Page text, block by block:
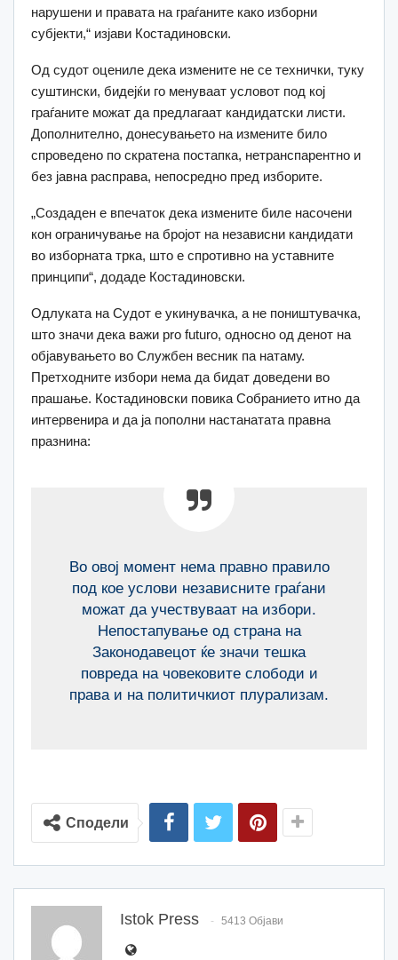
нарушени и правата на граѓаните како изборни
субјекти,“ изјави Костадиновски.
Од судот оцениле дека измените не се технички, туку
суштински, бидејќи го менуваат условот под кој
граѓаните можат да предлагаат кандидатски листи.
Дополнително, донесувањето на измените било
спроведено по скратена постапка, нетранспарентно и
без јавна расправа, непосредно пред изборите.
„Создаден е впечаток дека измените биле насочени
кон ограничување на бројот на независни кандидати
во изборната трка, што е спротивно на уставните
принципи“, додаде Костадиновски.
Одлуката на Судот е укинувачка, а не поништувачка,
што значи дека важи pro futuro, односно од денот на
објавувањето во Службен весник па натаму.
Претходните избори нема да бидат доведени во
прашање. Костадиновски повика Собранието итно да
интервенира и да ја пополни настанатата правна
празнина:
Во овој момент нема правно правило
под кое услови независните граѓани
можат да учествуваат на избори.
Непостапување од страна на
Законодавецот ќе значи тешка
повреда на човековите слободи и
права и на политичкиот плурализам.
Сподели
Istok Press 5413 Објави